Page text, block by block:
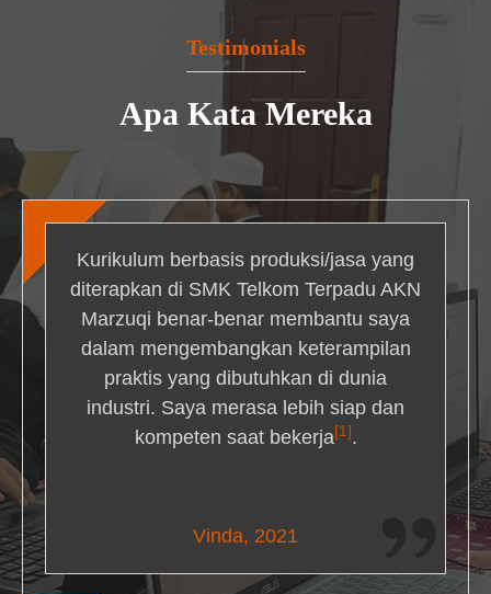
Testimonials
Apa Kata Mereka
Kurikulum berbasis produksi/jasa yang
diterapkan di SMK Telkom Terpadu AKN
Marzuqi benar-benar membantu saya
dalam mengembangkan keterampilan
praktis yang dibutuhkan di dunia
industri. Saya merasa lebih siap dan
kompeten saat bekerja[1] .
Vinda, 2021